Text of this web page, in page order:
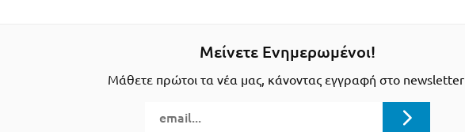
Μείνετε Ενημερωμένοι!
Μάθετε πρώτοι τα νέα μας, κάνοντας εγγραφή στο